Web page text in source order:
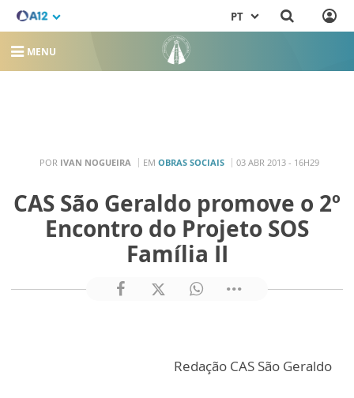
PT
MENU
POR IVAN NOGUEIRA EM OBRAS SOCIAIS 03 ABR 2013 - 16H29
CAS São Geraldo promove o 2º
Encontro do Projeto SOS
Família II
Redação CAS São Geraldo